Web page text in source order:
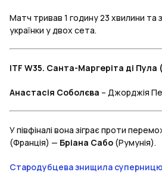
Матч тривав 1 годину 23 хвилини
українки у двох сета.
ITF W35. Санта-Маргеріта ді Пула
Анастасія Соболєва – Джорджія
У півфіналі вона зіграє проти
(Франція) — Бріана Сабо (Румунія).
Стародубцева знищила